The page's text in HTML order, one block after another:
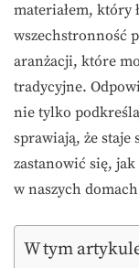
materiałem, który
wszechstronność
aranżacji, które
tradycyjne.
nie tylko
sprawiają, że
zastanowić się,
w naszych
W tym